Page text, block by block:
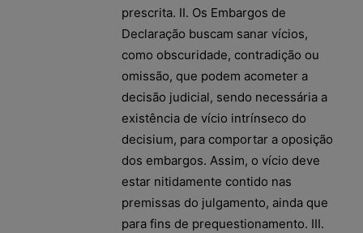
prescrita. II. Os Embargos de
Declaração buscam sanar vícios,
como obscuridade, contradição ou
omissão, que podem acometer a
decisão judicial, sendo necessária a
existência de vício intrínseco do
decisium, para comportar a oposição
dos embargos. Assim, o vício deve
estar nitidamente contido nas
premissas do julgamento, ainda que
para fins de prequestionamento. III.